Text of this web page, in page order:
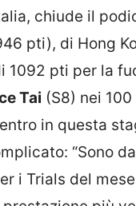
chiude il
pti), di Hong
1092 pti per la
Tai (S8) nei
in questa
“Sono
i Trials del